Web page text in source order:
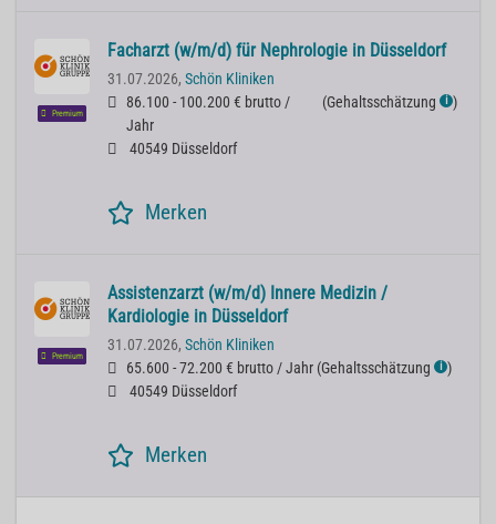
Premium
Facharzt (w/m/d) für Nephrologie in Düsseldorf
31.07.2026, Schön Kliniken
86.100 - 100.200 € brutto /
Jahr
(Gehaltsschätzung ℹ )
40549 Düsseldorf
Merken
Premium
Assistenzarzt (w/m/d) Innere Medizin /
Kardiologie in Düsseldorf
31.07.2026, Schön Kliniken
65.600 - 72.200 € brutto / Jahr (Gehaltsschätzung ℹ )
40549 Düsseldorf
Merken